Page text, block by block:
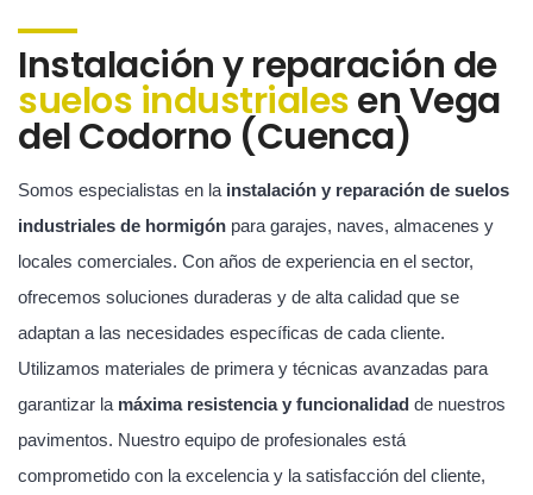
Instalación y reparación de
suelos industrialesen Vega
del Codorno (Cuenca)
Somos especialistas en la instalación y reparación de suelos
industriales de hormigón para garajes, naves, almacenes y
locales comerciales. Con años de experiencia en el sector,
ofrecemos soluciones duraderas y de alta calidad que se
adaptan a las necesidades específicas de cada cliente.
Utilizamos materiales de primera y técnicas avanzadas para
garantizar la máxima resistencia y funcionalidad de nuestros
pavimentos. Nuestro equipo de profesionales está
comprometido con la excelencia y la satisfacción del cliente,